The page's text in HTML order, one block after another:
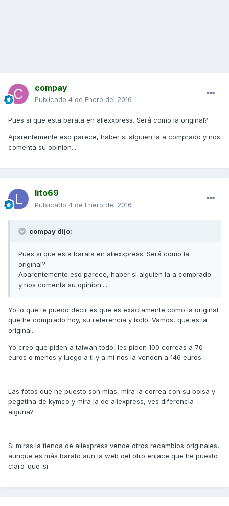
compay
Publicado 4 de Enero del 2016
Pues si que esta barata en aliexxpress. Será como la original?
Aparentemente eso parece, haber si alguien la a comprado y nos
comenta su opinion....
lito69
Publicado 4 de Enero del 2016
compay dijo:
Pues si que esta barata en aliexxpress. Será como la
original?
Aparentemente eso parece, haber si alguien la a comprado
y nos comenta su opinion....
Yo lo que te puedo decir es que es exactamente como la original
que he comprado hoy, su referencia y todo. Vamos, que es la
original.
Yo creo que piden a taiwan todo, les piden 100 correas a 70
euros o menos y luego a ti y a mi nos la venden a 146 euros.
Las fotos que he puesto son mias, mira la correa con su bolsa y
pegatina de kymco y mira la de aliexpress, ves diferencia
alguna?
Si miras la tienda de aliexpress vende otros recambios originales,
aunque es más barato aun la web del otro enlace que he puesto
claro_que_si